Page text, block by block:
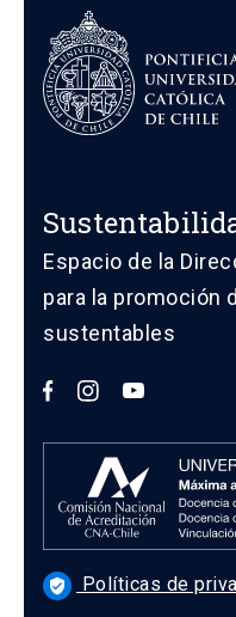
Espacio de la
para la promoción
sustentables
verified_user Políticas de